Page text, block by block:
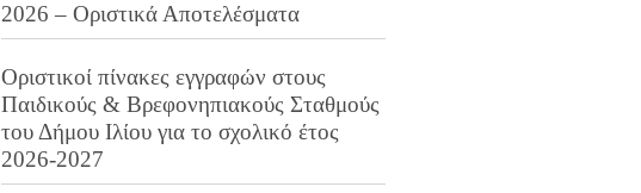
2026 – Οριστικά Αποτελέσματα
Οριστικοί πίνακες εγγραφών στους
Παιδικούς & Βρεφονηπιακούς Σταθμούς
του Δήμου Ιλίου για το σχολικό έτος
2026-2027